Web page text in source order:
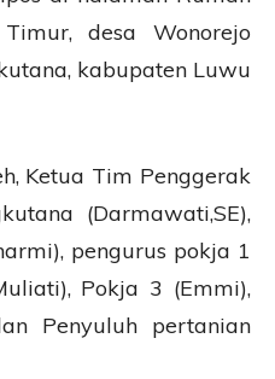
desa Wonorejo
kabupaten Luwu
Ketua Tim Penggerak
(Darmawati,SE),
pengurus pokja 1
Pokja 3 (Emmi),
Penyuluh pertanian